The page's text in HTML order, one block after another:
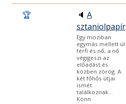
🏆 🔈 A
sztaniolpapír
Egy moziban
egymás mellett ül
férfi és nő, a nő
végigeszi az
előadást és
közben zörög. A
két főhős útjai
ismét
találkoznak…
Könn